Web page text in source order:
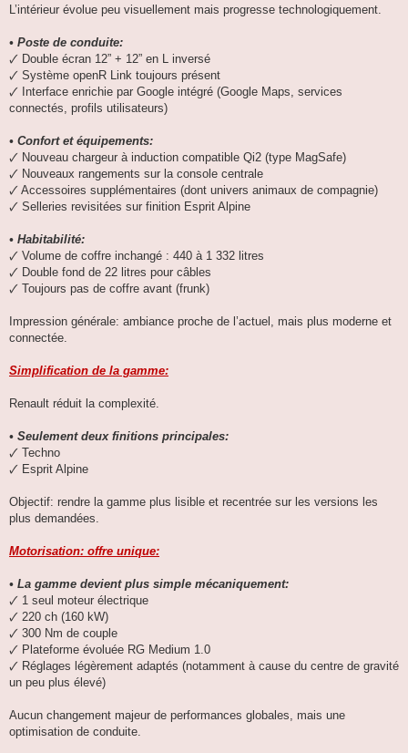
L’intérieur évolue peu visuellement mais progresse technologiquement.
• Poste de conduite:
🗸 Double écran 12” + 12” en L inversé
🗸 Système openR Link toujours présent
🗸 Interface enrichie par Google intégré (Google Maps, services
connectés, profils utilisateurs)
• Confort et équipements:
🗸 Nouveau chargeur à induction compatible Qi2 (type MagSafe)
🗸 Nouveaux rangements sur la console centrale
🗸 Accessoires supplémentaires (dont univers animaux de compagnie)
🗸 Selleries revisitées sur finition Esprit Alpine
• Habitabilité:
🗸 Volume de coffre inchangé : 440 à 1 332 litres
🗸 Double fond de 22 litres pour câbles
🗸 Toujours pas de coffre avant (frunk)
Impression générale: ambiance proche de l’actuel, mais plus moderne et
connectée.
Simplification de la gamme:
Renault réduit la complexité.
• Seulement deux finitions principales:
🗸 Techno
🗸 Esprit Alpine
Objectif: rendre la gamme plus lisible et recentrée sur les versions les
plus demandées.
Motorisation: offre unique:
• La gamme devient plus simple mécaniquement:
🗸 1 seul moteur électrique
🗸 220 ch (160 kW)
🗸 300 Nm de couple
🗸 Plateforme évoluée RG Medium 1.0
🗸 Réglages légèrement adaptés (notamment à cause du centre de gravité
un peu plus élevé)
Aucun changement majeur de performances globales, mais une
optimisation de conduite.